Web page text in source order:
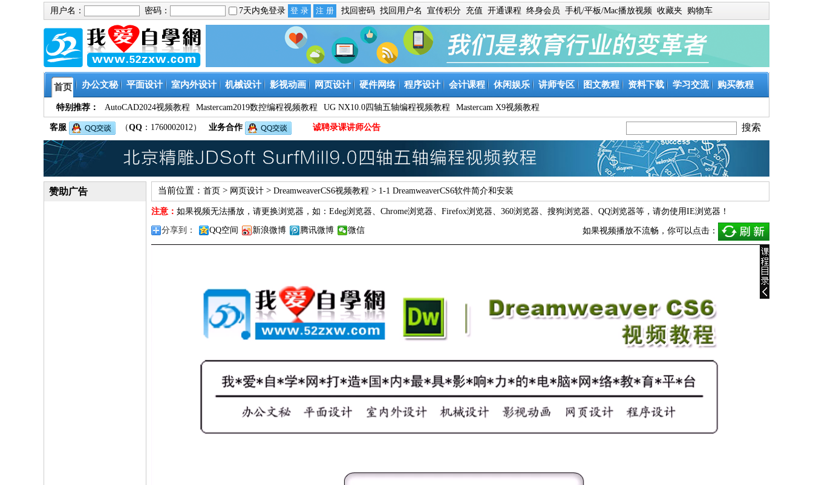
用户名： 密码： 7天内免登录 找回密码 找回用户名 宣传积分 充值 开通课程 终身会员 手机/平板/Mac播放视频 收藏夹 购物车
首页 办公文秘 平面设计 室内外设计 机械设计 影视动画 网页设计 硬件网络 程序设计 会计课程 休闲娱乐 讲师专区 图文教程 资料下载 学习交流 购买教程
特别推荐： AutoCAD2024视频教程 Mastercam2019数控编程视频教程 UG NX10.0四轴五轴编程视频教程 Mastercam X9视频教程
客服 （QQ ：1760002012） 业务合作 诚聘录课讲师公告
赞助广告 当前位置： 首页 > 网页设计 > DreamweaverCS6视频教程 > 1-1 DreamweaverCS6软件简介和安装
注意： 如果视频无法播放，请更换浏览器，如： Edeg浏览器、 Chrome浏览器、 Firefox浏览器、 360浏览器、 搜狗浏览器、 QQ浏览器等，请勿使用IE浏览器！
分享到： QQ空间 新浪微博 腾讯微博 微信 如果视频播放不流畅，你可以点击：